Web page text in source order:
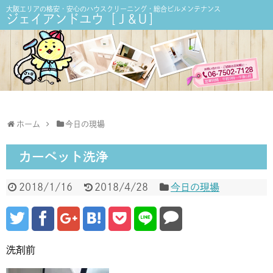
大阪エリアの格安・安心のハウスクリーニング・総合ビルメンテナンス
ジェイアンドユウ［Ｊ&Ｕ］
ホーム 今日の現場
カーペット洗浄
2018/1/16 2018/4/28 今日の現場
洗剤前